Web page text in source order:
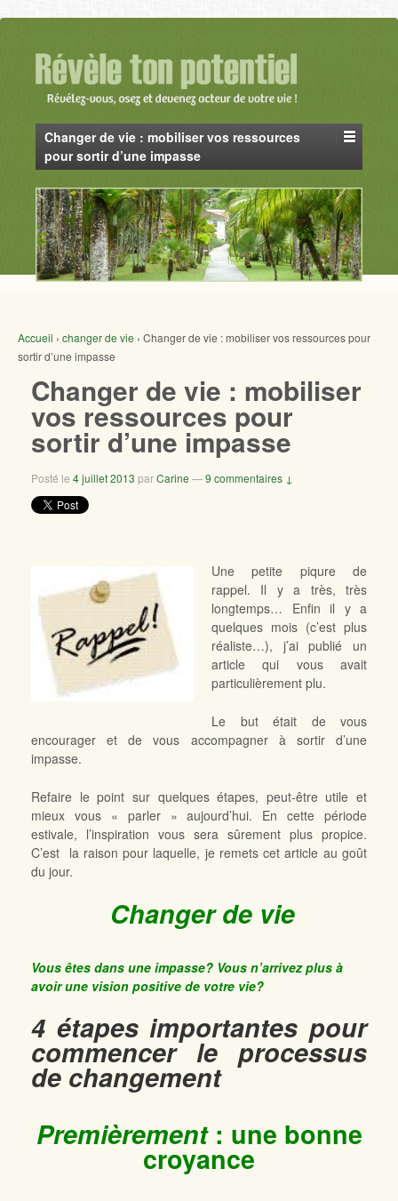
Changer de vie : mobiliser vos ressources
pour sortir d’une impasse
Accueil › changer de vie › Changer de vie : mobiliser vos ressources pour
sortir d’une impasse
Changer de vie : mobiliser
vos ressources pour
sortir d’une impasse
Posté le 4 juillet 2013 parCarine —9 commentaires ↓
Une petite piqure de
rappel. Il y a très, très
longtemps… Enfin il y a
quelques mois (c’est plus
réaliste…), j’ai publié un
article qui vous avait
particulièrement plu.
Le but était de vous
encourager et de vous accompagner à sortir d’une
impasse.
Refaire le point sur quelques étapes, peut-être utile et
mieux vous « parler » aujourd’hui. En cette période
estivale, l’inspiration vous sera sûrement plus propice.
C’est la raison pour laquelle, je remets cet article au goût
du jour.
Changer de vie
Vous êtes dans une impasse? Vous n’arrivez plus à
avoir une vision positive de votre vie?
4 étapes importantes pour
commencer le processus
de changement
Premièrement: une bonne
croyance